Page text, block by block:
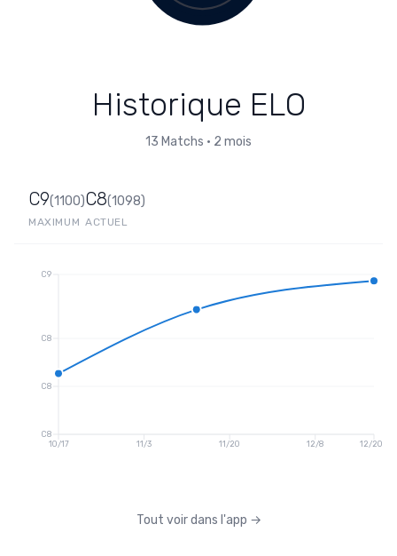
Historique ELO
13 Matchs • 2 mois
C9(1100)
MAXIMUM
C8(1098)
ACTUEL
10/17 11/3 11/20 12/8 12/20
C8
C8
C8
C9
Tout voir dans l'app →